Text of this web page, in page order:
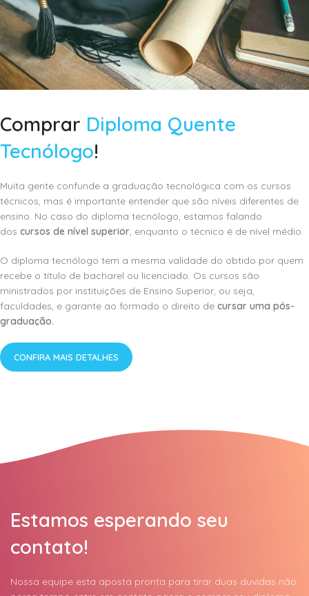
Comprar Diploma Quente
Tecnólogo!
Muita gente confunde a graduação tecnológica com os cursos
técnicos, mas é importante entender que são níveis diferentes de
ensino. No caso do diploma tecnólogo, estamos falando
dos cursos de nível superior, enquanto o técnico é de nível médio.
O diploma tecnólogo tem a mesma validade do obtido por quem
recebe o título de bacharel ou licenciado. Os cursos são
ministrados por instituições de Ensino Superior, ou seja,
faculdades, e garante ao formado o direito de cursar uma pós-
graduação.
CONFIRA MAIS DETALHES
Estamos esperando seu
contato!
Nossa equipe esta aposta pronta para tirar duas duvidas não